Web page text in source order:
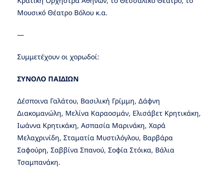
Μουσικό Θέατρο Βόλου κ.α.
—
Συμμετέχουν οι χορωδοί:
ΣΥΝΟΛΟ ΠΑΙΔΙΩΝ
Δέσποινα Γαλάτου, Βασιλική Γρίμμη, Δάφνη
Διακομανώλη, Μελίνα Καραοσμάν, Ελισάβετ Κρητικάκη,
Ιωάννα Κρητικάκη, Ασπασία Μαρινάκη, Χαρά
Μελαχρινίδη, Σταματία Μυστιλόγλου, Βαρβάρα
Σαφούρη, Σαββίνα Σπανού, Σοφία Στόικα, Βάλια
Τσαμπανάκη.